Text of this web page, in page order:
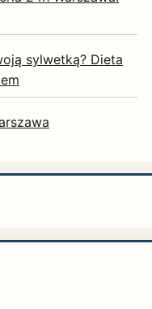
sylwetką? Dieta